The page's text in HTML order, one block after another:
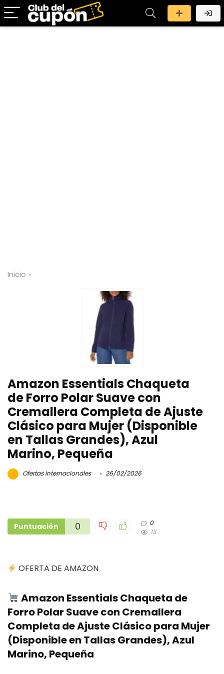
Inicio »
Amazon Essentials Chaqueta
de Forro Polar Suave con
Cremallera Completa de Ajuste
Clásico para Mujer (Disponible
en Tallas Grandes), Azul
Marino, Pequeña
Ofertas Internacionales 26/02/2026
Puntuación 0
0
13
OFERTA DE AMAZON
Amazon Essentials Chaqueta de
Forro Polar Suave con Cremallera
Completa de Ajuste Clásico para Mujer
(Disponible en Tallas Grandes), Azul
Marino, Pequeña